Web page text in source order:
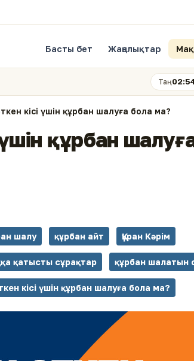
Басты бет Жаңалықтар
Таң
кісі үшін құрбан шалуға бола ма?
үшін құрбан
шалу құрбан айт Құран Кәрім
қатысты сұрақтар құрбан шалатын
кісі үшін құрбан шалуға бола ма?